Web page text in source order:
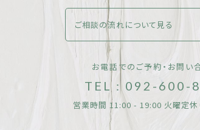
ご相談の流れについて見る
お電話でのご予約・お問い
TEL : 092-600-
営業時間 11:00 - 19:00 火曜定休（